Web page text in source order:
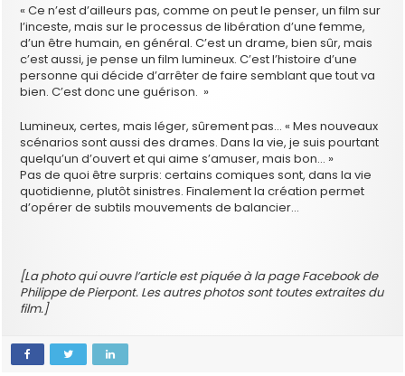
« Ce n’est d’ailleurs pas, comme on peut le penser, un film sur
l’inceste, mais sur le processus de libération d’une femme,
d’un être humain, en général. C’est un drame, bien sûr, mais
c’est aussi, je pense un film lumineux. C’est l’histoire d’une
personne qui décide d’arrêter de faire semblant que tout va
bien. C’est donc une guérison. »
Lumineux, certes, mais léger, sûrement pas… « Mes nouveaux
scénarios sont aussi des drames. Dans la vie, je suis pourtant
quelqu’un d’ouvert et qui aime s’amuser, mais bon… »
Pas de quoi être surpris: certains comiques sont, dans la vie
quotidienne, plutôt sinistres. Finalement la création permet
d’opérer de subtils mouvements de balancier…
[La photo qui ouvre l’article est piquée à la page Facebook de
Philippe de Pierpont. Les autres photos sont toutes extraites du
film.]